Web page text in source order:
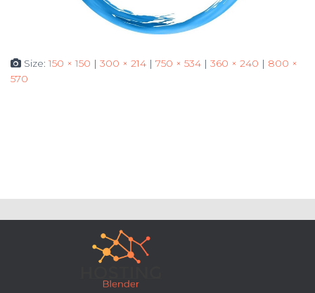
Size:150 × 150 | 300 × 214 | 750 × 534 | 360 × 240 | 800 ×
570